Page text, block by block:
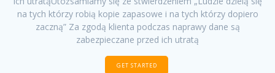
na tych którzy robią kopie zapasowe i na tych którzy dopiero
zaczną” Za zgodą klienta podczas naprawy dane są
zabezpieczane przed ich utratą
GET STARTED